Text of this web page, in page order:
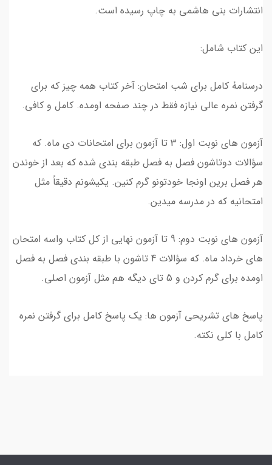
انتشارات بنی هاشمی به چاپ رسیده است.
این کتاب شامل:
درسنامۀ کامل برای شب امتحان: آخر کتاب همه چیز که برای
گرفتن نمره عالی نیازه فقط در چند صفحه اومده. کامل و کافی.
آزمون های نوبت اول: 3 تا آزمون برای امتحانات دی ماه. که
سؤالات دوتاشون فصل به فصل طبقه بندی شده که بعد از خوندن
هر فصل برین اونجا خودتونو گرم کنین. یکیشونم دقیقاً مثل
امتحانیه که در مدرسه میدین.
آزمون های نوبت دوم: 9 تا آزمون نهایی از کل کتاب واسه امتحان
های خرداد ماه. که سؤالات 4 تاشون با طبقه بندی فصل به فصل
اومده برای گرم کردن و 5 تای دیگه هم مثل آزمون اصلی.
پاسخ های تشریحی آزمون ها: یک پاسخ کامل برای گرفتن نمره
کامل با کلی نکته.